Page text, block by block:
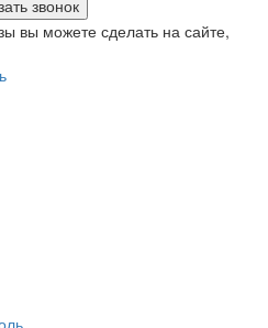
звонок
вы можете сделать на сайте,